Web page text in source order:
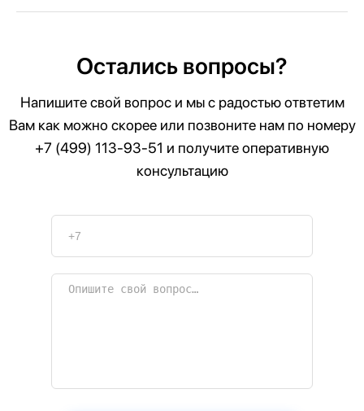
Остались вопросы?
Напишите свой вопрос и мы с радостью отвтетим
Вам как можно скорее или позвоните нам по номеру
+7 (499) 113-93-51 и получите оперативную
консультацию